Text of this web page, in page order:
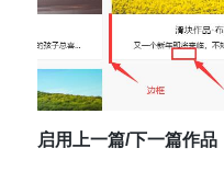
启用上一篇/下一篇作品